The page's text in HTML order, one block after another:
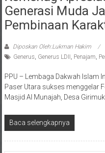
Pembinaan
Generus, Generus LDII, Penajam ,
Paser Utara sukses menggelar
Masjid Al Munajah, Desa